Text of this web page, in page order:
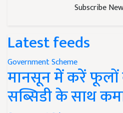
Subscribe
Latest feeds
Government Scheme
मानसून में करें फूलों
सब्सिडी के साथ